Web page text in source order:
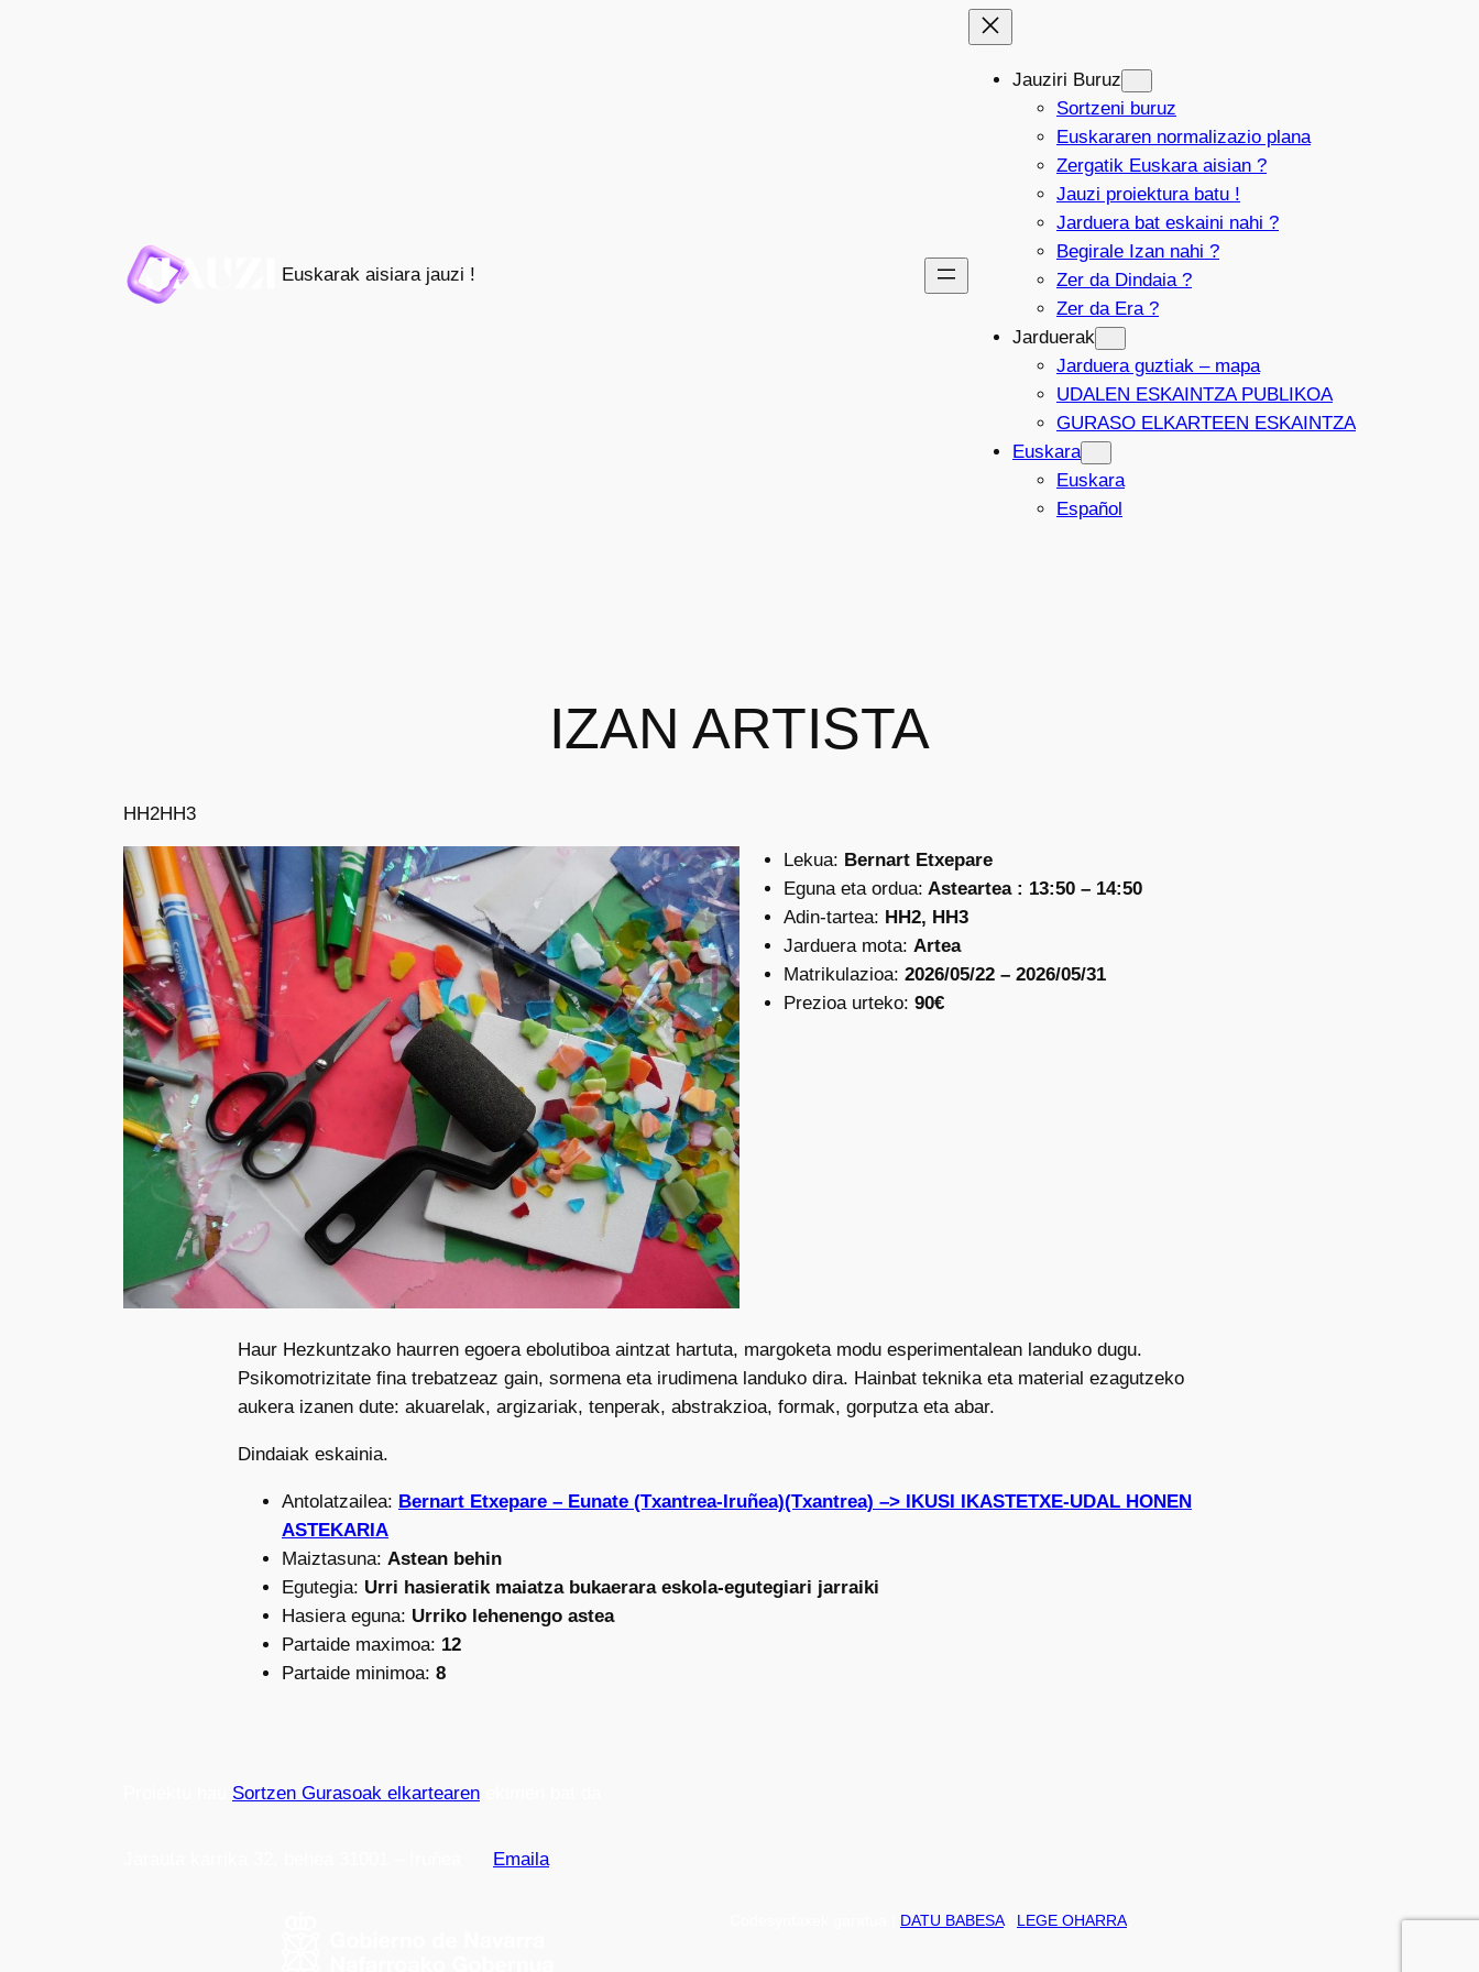
Euskarak aisiara jauzi !
Jauziri Buruz
Sortzeni buruz
Euskararen normalizazio plana
Zergatik Euskara aisian ?
Jauzi proiektura batu !
Jarduera bat eskaini nahi ?
Begirale Izan nahi ?
Zer da Dindaia ?
Zer da Era ?
Jarduerak
Jarduera guztiak – mapa
UDALEN ESKAINTZA PUBLIKOA
GURASO ELKARTEEN ESKAINTZA
Euskara
Euskara
Español
IZAN ARTISTA
HH2HH3
Lekua: Bernart Etxepare
Eguna eta ordua: Asteartea : 13:50 – 14:50
Adin-tartea: HH2, HH3
Jarduera mota: Artea
Matrikulazioa: 2026/05/22 – 2026/05/31
Prezioa urteko: 90€
Haur Hezkuntzako haurren egoera ebolutiboa aintzat hartuta, margoketa modu esperimentalean landuko dugu.
Psikomotrizitate fina trebatzeaz gain, sormena eta irudimena landuko dira. Hainbat teknika eta material ezagutzeko
aukera izanen dute: akuarelak, argizariak, tenperak, abstrakzioa, formak, gorputza eta abar.
Dindaiak eskainia.
Antolatzailea: Bernart Etxepare – Eunate (Txantrea-Iruñea)(Txantrea) –> IKUSI IKASTETXE-UDAL HONEN
ASTEKARIA
Maiztasuna: Astean behin
Egutegia: Urri hasieratik maiatza bukaerara eskola-egutegiari jarraiki
Hasiera eguna: Urriko lehenengo astea
Partaide maximoa: 12
Partaide minimoa: 8
Sortzen Gurasoak elkartearen
Emaila
DATU BABESA| LEGE OHARRA